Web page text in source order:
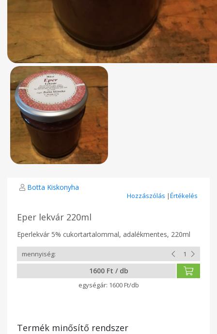
Botta Kiskonyha
Hozzászólás |Értékelés
Eper lekvár 220ml
Eperlekvár 5% cukortartalommal, adalékmentes, 220ml
1600 Ft / db
1600 Ft/db
Termék minősítő rendszer